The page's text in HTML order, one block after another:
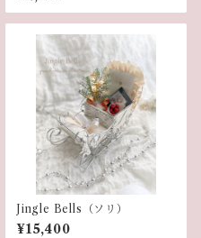
Jingle Bells（ソリ）
¥15,400